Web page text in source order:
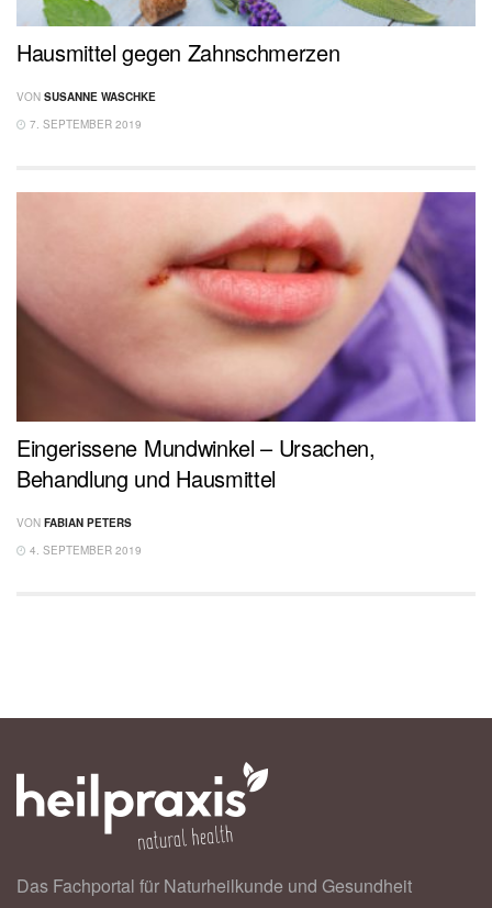
Hausmittel gegen Zahnschmerzen
VON SUSANNE WASCHKE
7. SEPTEMBER 2019
Eingerissene Mundwinkel – Ursachen,
Behandlung und Hausmittel
VON FABIAN PETERS
4. SEPTEMBER 2019
Das Fachportal für Naturheilkunde und Gesundheit